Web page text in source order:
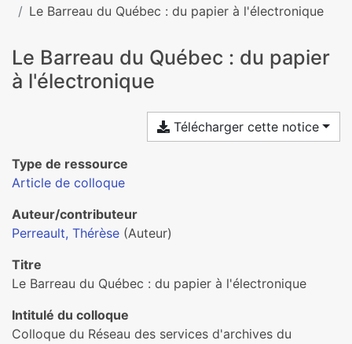
Le Barreau du Québec : du papier à l'électronique
Le Barreau du Québec : du papier
à l'électronique
Télécharger cette notice
Type de ressource
Article de colloque
Auteur/contributeur
Perreault, Thérèse (Auteur)
Titre
Le Barreau du Québec : du papier à l'électronique
Intitulé du colloque
Colloque du Réseau des services d'archives du